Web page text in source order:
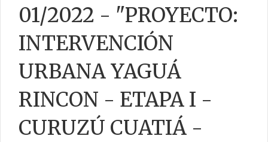
01/2022 - "PROYECTO:
INTERVENCIÓN
URBANA YAGUÁ
RINCON - ETAPA I -
CURUZÚ CUATIÁ -